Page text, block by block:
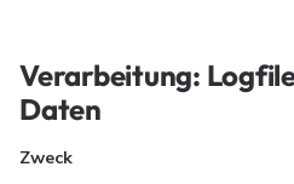
Verarbeitung:
Daten
Zweck